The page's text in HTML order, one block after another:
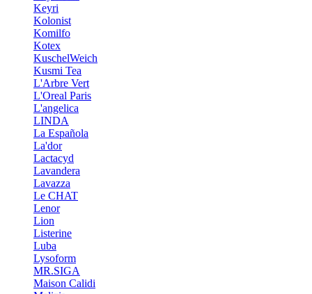
Keyri
Kolonist
Komilfo
Kotex
KuschelWeich
Kusmi Tea
L'Arbre Vert
L'Oreal Paris
L'angelica
LINDA
La Española
La'dor
Lactacyd
Lavandera
Lavazza
Le CHAT
Lenor
Lion
Listerine
Luba
Lysoform
MR.SIGA
Maison Calidi